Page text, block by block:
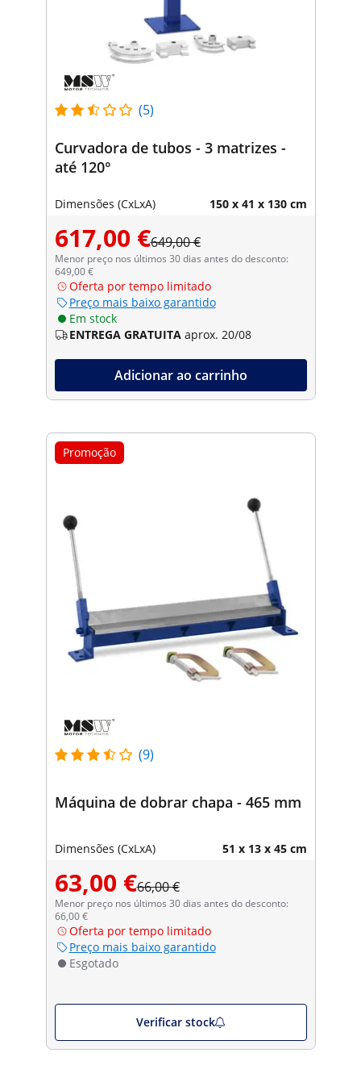
(5)
Curvadora de tubos - 3 matrizes -
até 120°
Dimensões (CxLxA) 150 x 41 x 130 cm
617,00 €649,00 €
Menor preço nos últimos 30 dias antes do desconto:
649,00 €
Oferta por tempo limitado
Preço mais baixo garantido
Em stock
ENTREGA GRATUITA aprox. 20/08
Adicionar ao carrinho
Promoção
(9)
Máquina de dobrar chapa - 465 mm
Dimensões (CxLxA) 51 x 13 x 45 cm
63,00 €66,00 €
Menor preço nos últimos 30 dias antes do desconto:
66,00 €
Oferta por tempo limitado
Preço mais baixo garantido
Esgotado
Verificar stock